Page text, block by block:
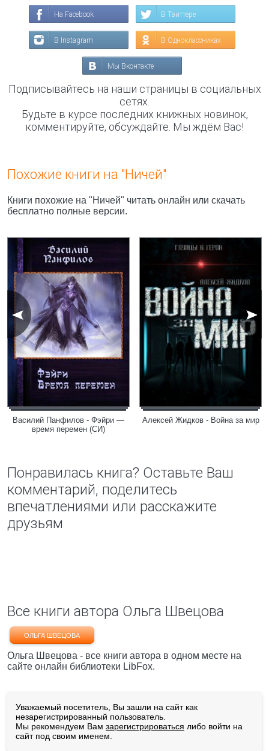
На Facebook В Твиттере
В Instagram В Одноклассниках
Мы Вконтакте
Подписывайтесь на наши страницы в социальных
сетях.
Будьте в курсе последних книжных новинок,
комментируйте, обсуждайте. Мы ждём Вас!
Похожие книги на "Ничей"
Книги похожие на "Ничей" читать онлайн или скачать
бесплатно полные версии.
Василий Панфилов - Фэйри —
время перемен (СИ)
Алексей Жидков - Война за мир
Понравилась книга? Оставьте Ваш
комментарий, поделитесь
впечатлениями или расскажите
друзьям
Все книги автора Ольга Швецова
ОЛЬГА ШВЕЦОВА
Ольга Швецова - все книги автора в одном месте на
сайте онлайн библиотеки LibFox.
Уважаемый посетитель, Вы зашли на сайт как
незарегистрированный пользователь.
Мы рекомендуем Вам зарегистрироваться либо войти на
сайт под своим именем.